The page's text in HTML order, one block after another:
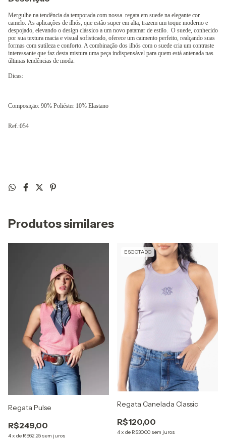
Mergulhe na tendência da temporada com nossa regata em suede na elegante cor
camelo. As aplicações de ilhós, que estão super em alta, trazem um toque moderno e
despojado, elevando o design clássico a um novo patamar de estilo. O suede, conhecido
por sua textura macia e visual sofisticado, oferece um caimento perfeito, realçando suas
formas com sutileza e conforto. A combinação dos ilhós com o suede cria um contraste
interessante que faz desta mistura uma peça indispensável para quem está antenada nas
últimas tendências de moda.
Dicas:
Composiçāo: 90% Poliéster 10% Elastano
Ref.:054
Produtos similares
Regata Pulse
R$249,00
4x de R$62,25 sem juros
ESGOTADO
Regata Canelada Classic
R$120,00
4x de R$30,00 sem juros